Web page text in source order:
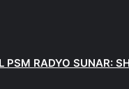
PSM RADYO SUNAR: